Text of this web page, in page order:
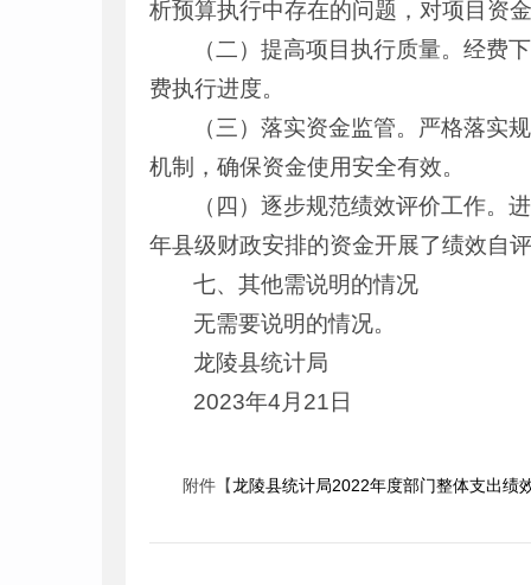
析预算执行中存在的问题，对项目资
（二）提高项目执行质量。经费
费执行进度。
（三）落实资金监管。严格落实
机制，确保资金使用安全有效。
（四）逐步规范绩效评价工作。
年县级财政安排的资金开展了绩效自
七、其他需说明的情况
无需要说明的情况。
龙陵县统计局
2023年4月21日
附件【龙陵县统计局2022年度部门整体支出绩